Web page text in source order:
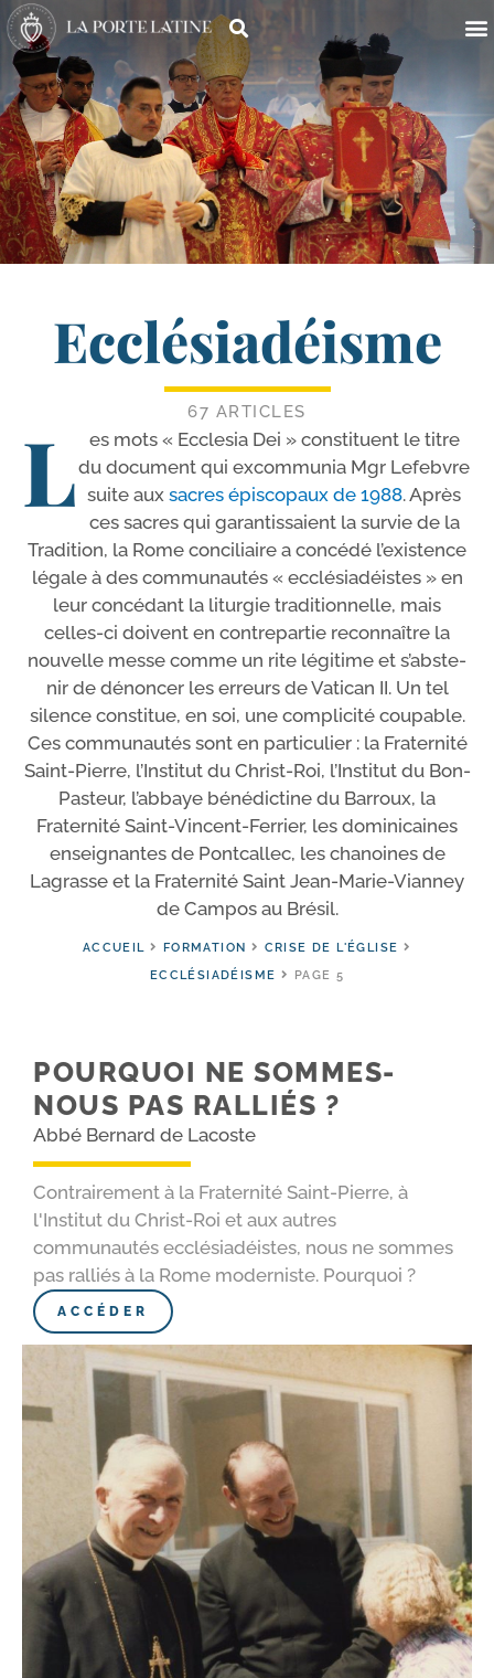
Ecclésiadéisme
67 ARTICLES
L
es mots « Ecclesia Dei » consti­tuent le titre
du docu­ment qui excom­mu­nia Mgr Lefebvre
suite aux sacres épis­co­paux de 1988. Après
ces sacres qui garan­tis­saient la sur­vie de la
Tradition, la Rome conci­liaire a concé­dé l’exis­tence
légale à des com­mu­nau­tés « ecclé­sia­déistes » en
leur concé­dant la litur­gie tra­di­tion­nelle, mais
celles-​ci doivent en contre­par­tie recon­naître la
nou­velle messe comme un rite légi­time et s’abs­te­
nir de dénon­cer les erreurs de Vatican II. Un tel
silence consti­tue, en soi, une com­pli­ci­té coupable.
Ces com­mu­nau­tés sont en par­ti­cu­lier : la Fraternité
Saint-​Pierre, l’Institut du Christ-​Roi, l’Institut du Bon-​
Pasteur, l’ab­baye béné­dic­tine du Barroux, la
Fraternité Saint-​Vincent-​Ferrier, les domi­ni­caines
ensei­gnantes de Pontcallec, les cha­noines de
Lagrasse et la Fraternité Saint Jean-​Marie-​Vianney
de Campos au Brésil.
ACCUEIL FORMATION
CRISE DE L'ÉGLISE
ECCLÉSIADÉISME
PAGE 5
POURQUOI NE SOMMES-​
NOUS PAS RALLIÉS ?
Abbé Bernard de Lacoste
Contrairement à la Fraternité Saint-Pierre, à
l'Institut du Christ-Roi et aux autres
communautés ecclésiadéistes, nous ne sommes
pas ralliés à la Rome moderniste. Pourquoi ?
ACCÉDER